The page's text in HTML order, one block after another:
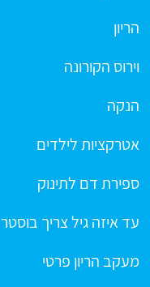
הריון
וירוס הקורונה
הנקה
אטרקציות לילדים
ספירת דם לתינוק
עד איזה גיל צריך בוסטר
מעקב הריון פרטי